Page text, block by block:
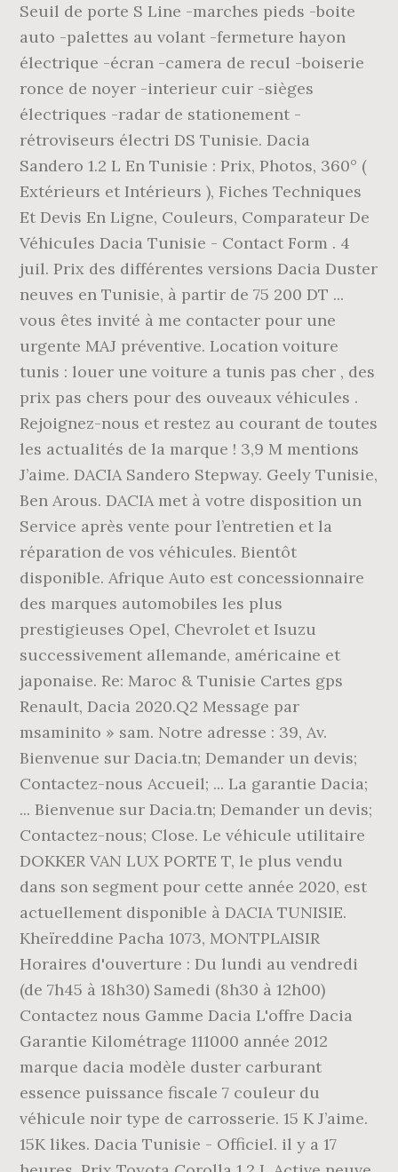
Seuil de porte S Line -marches pieds -boite
auto -palettes au volant -fermeture hayon
électrique -écran -camera de recul -boiserie
ronce de noyer -interieur cuir -sièges
électriques -radar de stationement -
rétroviseurs électri DS Tunisie. Dacia
Sandero 1.2 L En Tunisie : Prix, Photos, 360° (
Extérieurs et Intérieurs ), Fiches Techniques
Et Devis En Ligne, Couleurs, Comparateur De
Véhicules Dacia Tunisie - Contact Form . 4
juil. Prix des différentes versions Dacia Duster
neuves en Tunisie, à partir de 75 200 DT ...
vous êtes invité à me contacter pour une
urgente MAJ préventive. Location voiture
tunis : louer une voiture a tunis pas cher , des
prix pas chers pour des ouveaux véhicules .
Rejoignez-nous et restez au courant de toutes
les actualités de la marque ! 3,9 M mentions
J’aime. DACIA Sandero Stepway. Geely Tunisie,
Ben Arous. DACIA met à votre disposition un
Service après vente pour l’entretien et la
réparation de vos véhicules. Bientôt
disponible. Afrique Auto est concessionnaire
des marques automobiles les plus
prestigieuses Opel, Chevrolet et Isuzu
successivement allemande, américaine et
japonaise. Re: Maroc & Tunisie Cartes gps
Renault, Dacia 2020.Q2 Message par
msaminito » sam. Notre adresse : 39, Av.
Bienvenue sur Dacia.tn; Demander un devis;
Contactez-nous Accueil; ... La garantie Dacia;
... Bienvenue sur Dacia.tn; Demander un devis;
Contactez-nous; Close. Le véhicule utilitaire
DOKKER VAN LUX PORTE T, le plus vendu
dans son segment pour cette année 2020, est
actuellement disponible à DACIA TUNISIE.
Kheïreddine Pacha 1073, MONTPLAISIR
Horaires d'ouverture : Du lundi au vendredi
(de 7h45 à 18h30) Samedi (8h30 à 12h00)
Contactez nous Gamme Dacia L'offre Dacia
Garantie Kilométrage 111000 année 2012
marque dacia modèle duster carburant
essence puissance fiscale 7 couleur du
véhicule noir type de carrosserie. 15 K J’aime.
15K likes. Dacia Tunisie - Officiel. il y a 17